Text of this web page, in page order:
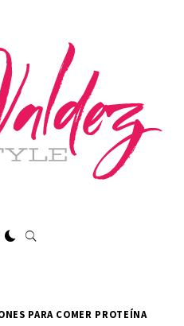
PARA COMER PROTEÍNA